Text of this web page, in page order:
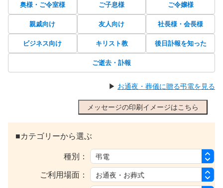
奥様・ご令室様 ご子息様 ご令嬢様
親戚向け 友人向け 社長様・会長様
ビジネス向け キリスト教 後日訃報を知った
ご逝去・訃報
▶ お通夜・葬儀に贈る弔電を見る
メッセージの印刷イメージはこちら
■カテゴリーから選ぶ
種別：
ご利用場面：